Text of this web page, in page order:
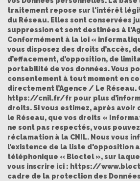
traitement repose sur l'intérêt
du Réseau. Elles sont conservées
suppression et sont destinées à
Conformément à la loi «
vous disposez des droits d’accès,
d’effacement, d’opposition, de
portabilité de vos données. Vous
consentement à tout moment en
directement l’Agence / Le Réseau.
https://cnil.fr/fr pour plus
droits. Si vous estimez, après
le Réseau, que vos droits «
ne sont pas respectés, vous
réclamation à la CNIL. Nous vous
l’existence de la liste d'opposition
téléphonique « Bloctel », sur
vous inscrire ici : https://
cadre de la protection des